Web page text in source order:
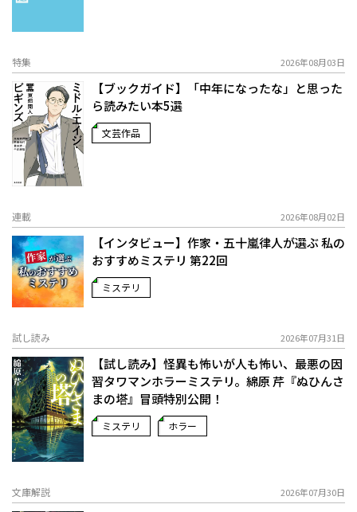
特集 2026年08月03日
【ブックガイド】「中年になったな」と思った
ら読みたい本5選
文芸作品
連載 2026年08月02日
【インタビュー】作家・五十嵐律人が選ぶ 私の
おすすめミステリ 第22回
ミステリ
試し読み 2026年07月31日
【試し読み】怪異も怖いが人も怖い、最悪の因
習タワマンホラーミステリ。綿原 芹『ぬひんさ
まの塔』冒頭特別公開！
ミステリ ホラー
文庫解説 2026年07月30日